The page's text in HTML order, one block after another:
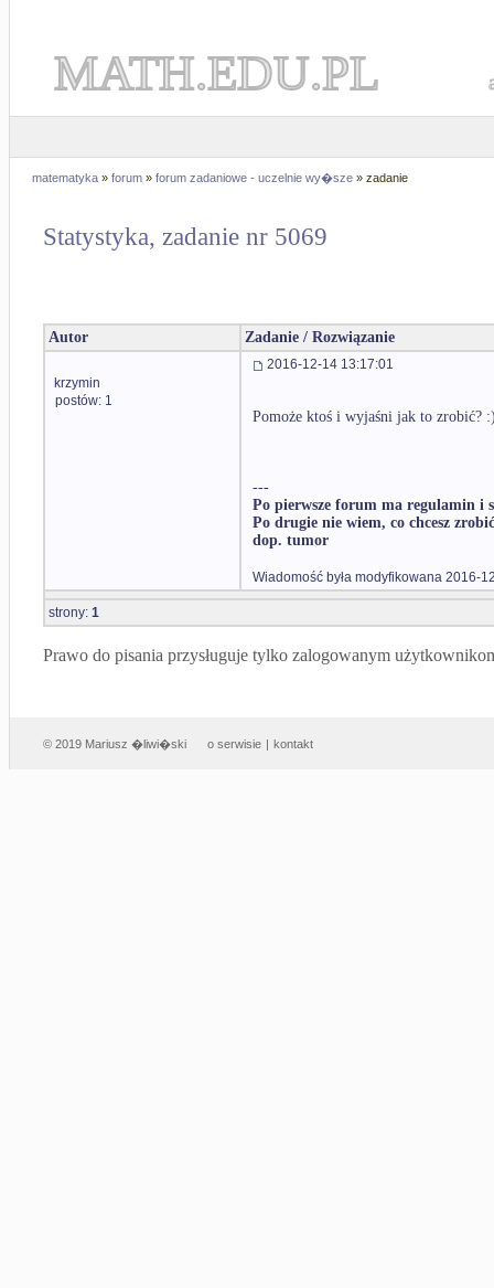
MATH.EDU.PL
matematyka » forum » forum zadaniowe - uczelnie wy�sze » zadanie
Statystyka, zadanie nr 5069
Autor Zadanie / Rozwiązanie
krzymin
postów: 1
2016-12-14 13:17:01
Pomoże ktoś i wyjaśni jak to zrobić?
---
Po pierwsze forum ma regulamin i
Po drugie nie wiem, co chcesz
dop. tumor
Wiadomość była modyfikowana 2016-
strony: 1
Prawo do pisania przysługuje tylko zalogowanym
© 2019 Mariusz �liwi�ski o serwisie | kontakt